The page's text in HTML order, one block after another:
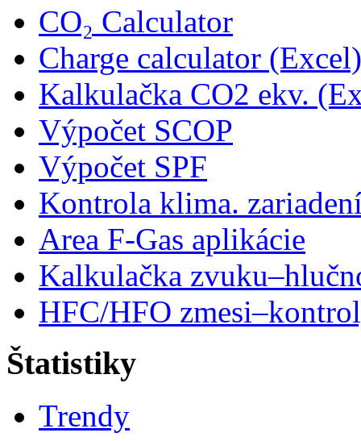
CO₂ Calculator
Charge calculator (Excel)
Kalkulačka CO2 ekv.
Výpočet SCOP
Výpočet SPF
Kontrola klima.
Area F-Gas aplikácie
Kalkulačka
HFC/HFO
Štatistiky
Trendy